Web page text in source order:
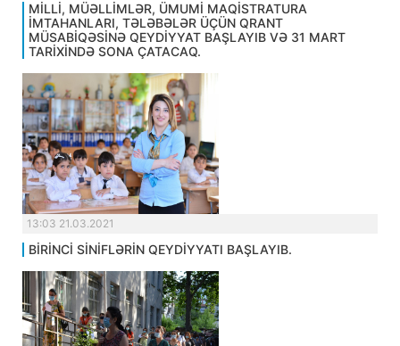
MİLLİ, MÜƏLLİMLƏR, ÜMUMİ MAQİSTRATURA
İMTAHANLARI, TƏLƏBƏLƏR ÜÇÜN QRANT
MÜSABİQƏSİNƏ QEYDİYYAT BAŞLAYIB VƏ 31 MART
TARİXİNDƏ SONA ÇATACAQ.
13:03 21.03.2021
BİRİNCİ SİNİFLƏRİN QEYDİYYATI BAŞLAYIB.